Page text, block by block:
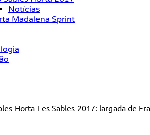
Notícias
Madalena Sprint
Horta-Les Sables 2017: largada de